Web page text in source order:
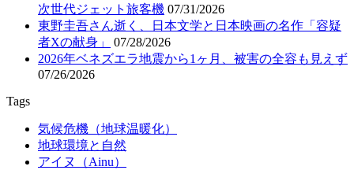
次世代ジェット旅客機 07/31/2026
東野圭吾さん逝く、日本文学と日本映画の名作「容疑
者Xの献身」
07/28/2026
2026年ベネズエラ地震から1ヶ月、被害の全容も見えず
07/26/2026
Tags
気候危機（地球温暖化）
地球環境と自然
アイヌ（Ainu）